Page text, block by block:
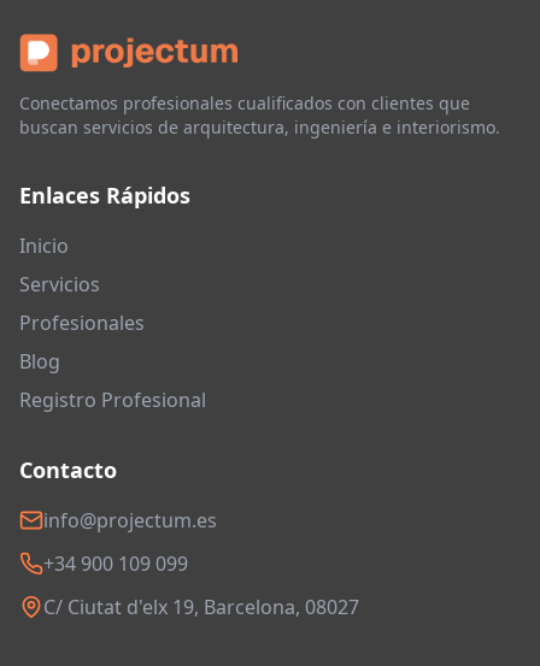
Conectamos profesionales cualificados con clientes que
buscan servicios de arquitectura, ingeniería e interiorismo.
Enlaces Rápidos
Inicio
Servicios
Profesionales
Blog
Registro Profesional
Contacto
info@projectum.es
+34 900 109 099
C/ Ciutat d'elx 19, Barcelona, 08027